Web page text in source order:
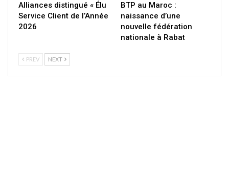
Alliances distingué « Élu
Service Client de l’Année
2026
BTP au Maroc :
naissance d’une
nouvelle fédération
nationale à Rabat
PREV NEXT